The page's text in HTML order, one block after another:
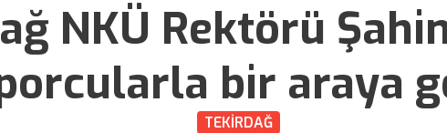
NKÜ Rektörü
bir araya
TEKİRDAĞ